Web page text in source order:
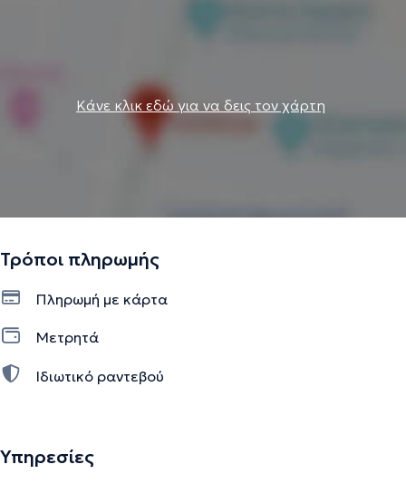
Κάνε κλικ εδώ για να δεις τον χάρτη
Τρόποι πληρωμής
Πληρωμή με κάρτα
Μετρητά
Ιδιωτικό ραντεβού
Υπηρεσίες